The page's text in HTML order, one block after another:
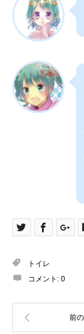
トイレ
コメント: 0